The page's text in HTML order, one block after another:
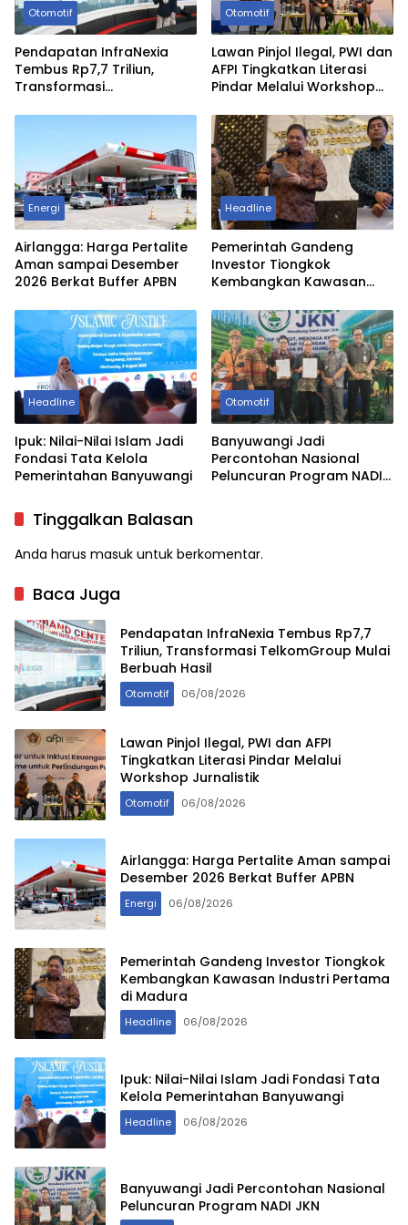
Otomotif
Pendapatan InfraNexia
Tembus Rp7,7 Triliun,
Transformasi
Berbuah Hasil
Otomotif
Lawan Pinjol Ilegal, PWI dan
AFPI Tingkatkan Literasi
Pindar Melalui Workshop
Energi
Airlangga: Harga Pertalite
Aman sampai Desember
2026 Berkat Buffer APBN
Headline
Pemerintah Gandeng
Investor Tiongkok
Kembangkan Kawasan
Headline
Ipuk: Nilai-Nilai Islam Jadi
Fondasi Tata Kelola
Pemerintahan Banyuwangi
Otomotif
Banyuwangi Jadi
Percontohan Nasional
Peluncuran Program NADI
Tinggalkan Balasan
Anda harus masuk untuk berkomentar.
Baca Juga
Pendapatan InfraNexia Tembus Rp7,7
Triliun, Transformasi TelkomGroup Mulai
Berbuah Hasil
Otomotif 06/08/2026
Lawan Pinjol Ilegal, PWI dan AFPI
Tingkatkan Literasi Pindar Melalui
Workshop Jurnalistik
Otomotif 06/08/2026
Airlangga: Harga Pertalite Aman sampai
Desember 2026 Berkat Buffer APBN
Energi 06/08/2026
Pemerintah Gandeng Investor Tiongkok
Kembangkan Kawasan Industri Pertama
di Madura
Headline 06/08/2026
Ipuk: Nilai-Nilai Islam Jadi Fondasi Tata
Kelola Pemerintahan Banyuwangi
Headline 06/08/2026
Banyuwangi Jadi Percontohan Nasional
Peluncuran Program NADI JKN